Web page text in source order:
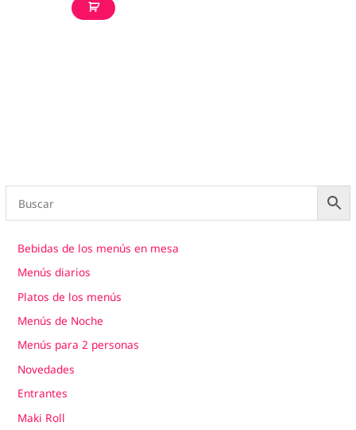
Bebidas de los menús en mesa
Menús diarios
Platos de los menús
Menús de Noche
Menús para 2 personas
Novedades
Entrantes
Maki Roll